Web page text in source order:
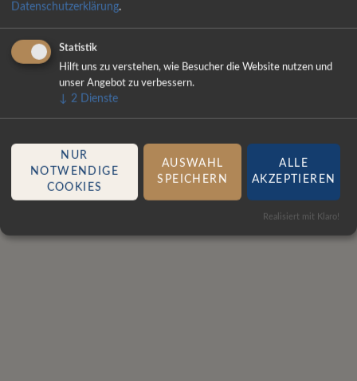
NAVIGATION
ÜBERSPRINGEN
ASCUNIA TRADING MOBIL :: HOME
ImpressumDisclaimer
© Copyright 2003-2026 Ascunia Trading :: Anke
Datenschutzerklärung.
Statistik
Hilft uns zu verstehen, wie Besucher die Website nutzen und
unser Angebot zu verbessern.
↓ 2 Dienste
NUR
NOTWENDIGE
COOKIES
AUSWAHL
SPEICHERN
ALLE
AKZEPTIEREN
Realisiert mit Klaro!